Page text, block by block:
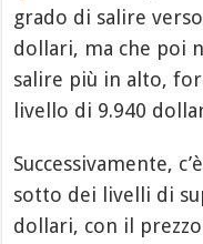
grado di salire
dollari, ma che poi
salire più in alto,
livello di 9.940
Successivamente,
sotto dei livelli di
dollari, con il